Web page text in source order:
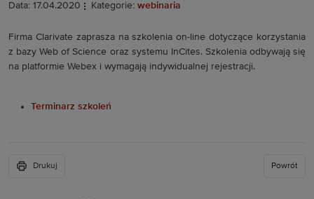
Data: 17.04.2020 Kategorie: webinaria
Firma Clarivate zaprasza na szkolenia on-line dotyczące korzystania
z bazy Web of Science oraz systemu InCites. Szkolenia odbywają się
na platformie Webex i wymagają indywidualnej rejestracji.
Terminarz szkoleń
Drukuj Powrót